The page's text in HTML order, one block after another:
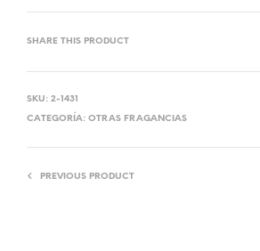
SHARE THIS PRODUCT
SKU: 2-1431
CATEGORÍA: OTRAS FRAGANCIAS
PREVIOUS PRODUCT